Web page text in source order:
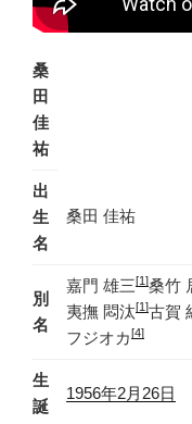
桑
田
佳
祐
出
生
名
桑田 佳祐
別
名
嘉門 雄三[1]桑竹
夷撫 悶汰[1]古賀
フジオカ[4]
生
誕
1956年2月26日